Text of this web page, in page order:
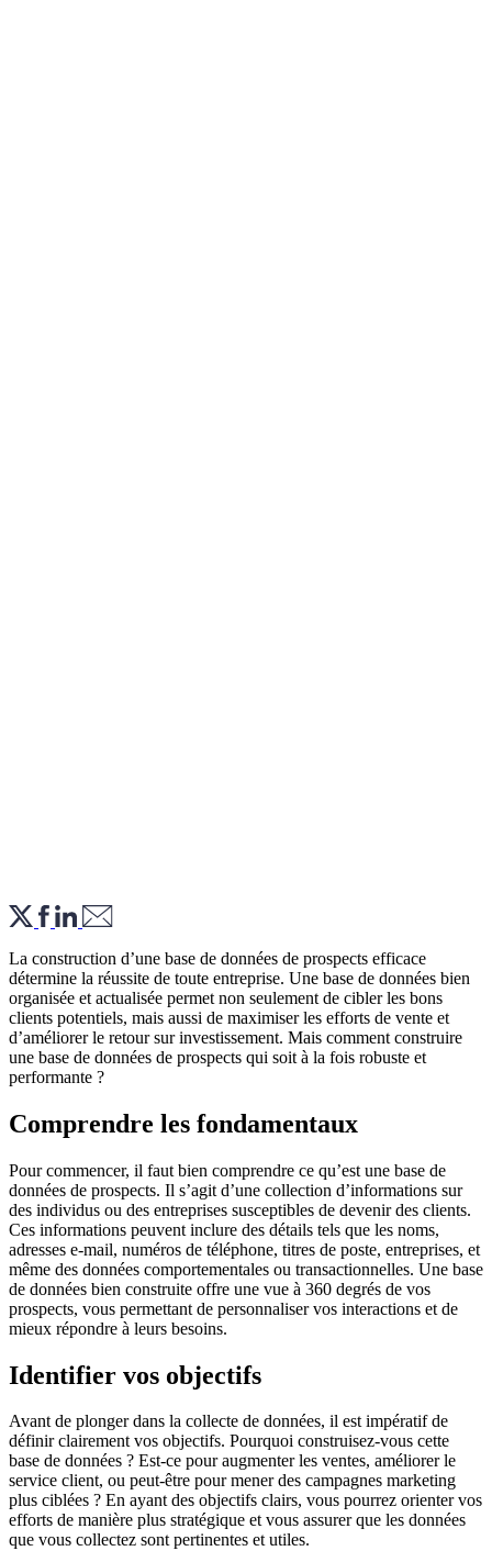
La construction d’une base de données de prospects efficace
détermine la réussite de toute entreprise. Une base de données bien
organisée et actualisée permet non seulement de cibler les bons
clients potentiels, mais aussi de maximiser les efforts de vente et
d’améliorer le retour sur investissement. Mais comment construire
une base de données de prospects qui soit à la fois robuste et
performante ?
Comprendre les fondamentaux
Pour commencer, il faut bien comprendre ce qu’est une base de
données de prospects. Il s’agit d’une collection d’informations sur
des individus ou des entreprises susceptibles de devenir des clients.
Ces informations peuvent inclure des détails tels que les noms,
adresses e-mail, numéros de téléphone, titres de poste, entreprises, et
même des données comportementales ou transactionnelles. Une base
de données bien construite offre une vue à 360 degrés de vos
prospects, vous permettant de personnaliser vos interactions et de
mieux répondre à leurs besoins.
Identifier vos objectifs
Avant de plonger dans la collecte de données, il est impératif de
définir clairement vos objectifs. Pourquoi construisez-vous cette
base de données ? Est-ce pour augmenter les ventes, améliorer le
service client, ou peut-être pour mener des campagnes marketing
plus ciblées ? En ayant des objectifs clairs, vous pourrez orienter vos
efforts de manière plus stratégique et vous assurer que les données
que vous collectez sont pertinentes et utiles.